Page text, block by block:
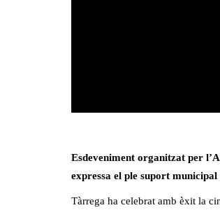
Esdeveniment organitzat per
expressa el ple suport
Tàrrega ha celebrat amb èxit la